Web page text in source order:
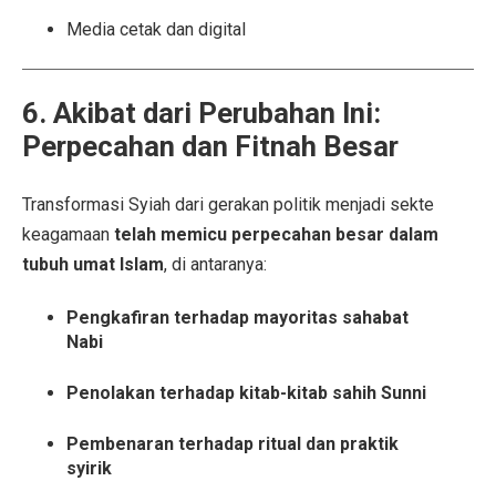
Media cetak dan digital
6. Akibat dari Perubahan Ini:
Perpecahan dan Fitnah Besar
Transformasi Syiah dari gerakan politik menjadi sekte
keagamaan telah memicu perpecahan besar dalam
tubuh umat Islam, di antaranya:
Pengkafiran terhadap mayoritas sahabat
Nabi
Penolakan terhadap kitab-kitab sahih Sunni
Pembenaran terhadap ritual dan praktik
syirik